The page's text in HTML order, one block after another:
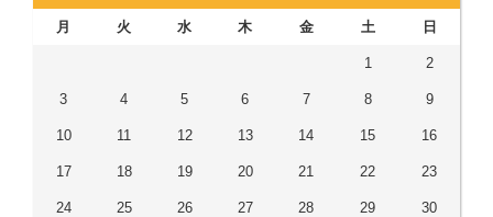
月 火 水 木 金 土 日
1 2
3 4 5 6 7 8 9
10 11 12 13 14 15 16
17 18 19 20 21 22 23
24 25 26 27 28 29 30